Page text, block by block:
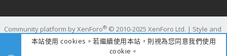
Community platform by XenForo® © 2010-2025 XenForo Ltd. | Style and
add-ons by ThemeHouse
時間 0.3217s
本站使用 cookies。若繼續使用本站，則視為您同意我們使用
cookie。